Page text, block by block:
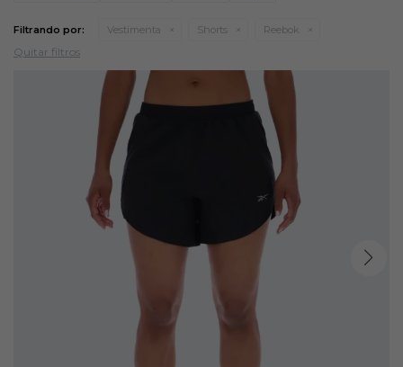
Filtrando por: Vestimenta Shorts Reebok
Quitar filtros